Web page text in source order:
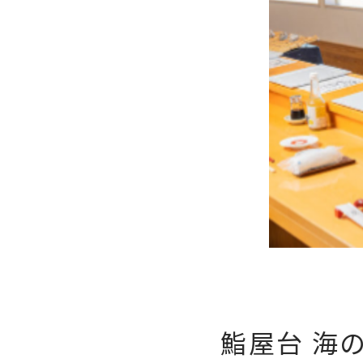
鮨屋台 海